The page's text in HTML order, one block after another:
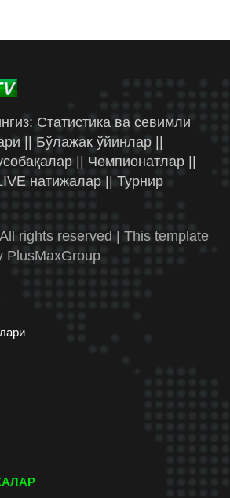
Статистика ва севимли
|| Бўлажак ўйинлар ||
|| Чемпионатлар ||
натижалар || Турнир
rights reserved | This template
PlusMaxGroup